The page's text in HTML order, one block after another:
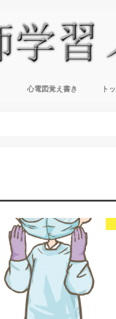
心電図覚え書き ト